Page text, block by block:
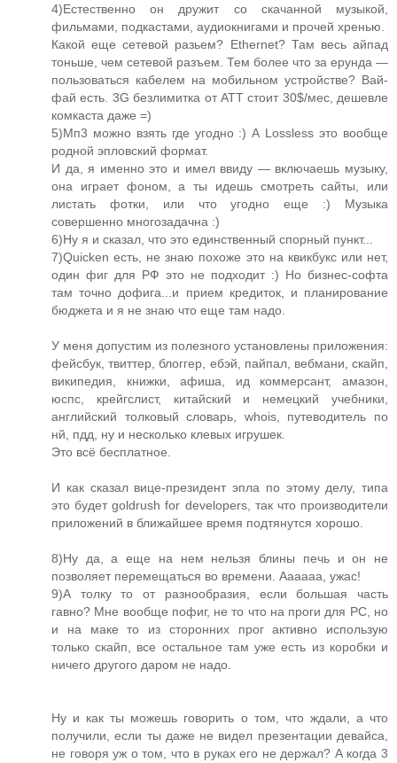
4)Естественно он дружит со скачанной музыкой,
фильмами, подкастами, аудиокнигами и прочей хренью.
Какой еще сетевой разьем? Ethernet? Там весь айпад
тоньше, чем сетевой разъем. Тем более что за ерунда —
пользоваться кабелем на мобильном устройстве? Вай-
фай есть. 3G безлимитка от АТТ стоит 30$/мес, дешевле
комкаста даже =)
5)Мп3 можно взять где угодно :) А Lossless это вообще
родной эпловский формат.
И да, я именно это и имел ввиду — включаешь музыку,
она играет фоном, а ты идешь смотреть сайты, или
листать фотки, или что угодно еще :) Музыка
совершенно многозадачна :)
6)Ну я и сказал, что это единственный спорный пункт...
7)Quicken есть, не знаю похоже это на квикбукс или нет,
один фиг для РФ это не подходит :) Но бизнес-софта
там точно дофига...и прием кредиток, и планирование
бюджета и я не знаю что еще там надо.
У меня допустим из полезного установлены приложения:
фейсбук, твиттер, блоггер, ебэй, пайпал, вебмани, скайп,
википедия, книжки, афиша, ид коммерсант, амазон,
юспс, крейгслист, китайский и немецкий учебники,
английский толковый словарь, whois, путеводитель по
нй, пдд, ну и несколько клевых игрушек.
Это всё бесплатное.
И как сказал вице-президент эпла по этому делу, типа
это будет goldrush for developers, так что производители
приложений в ближайшее время подтянутся хорошо.
8)Ну да, а еще на нем нельзя блины печь и он не
позволяет перемещаться во времени. Аааааа, ужас!
9)А толку то от разнообразия, если большая часть
гавно? Мне вообще пофиг, не то что на проги для PC, но
и на маке то из сторонних прог активно использую
только скайп, все остальное там уже есть из коробки и
ничего другого даром не надо.
Ну и как ты можешь говорить о том, что ждали, а что
получили, если ты даже не видел презентации девайса,
не говоря уж о том, что в руках его не держал? А когда 3